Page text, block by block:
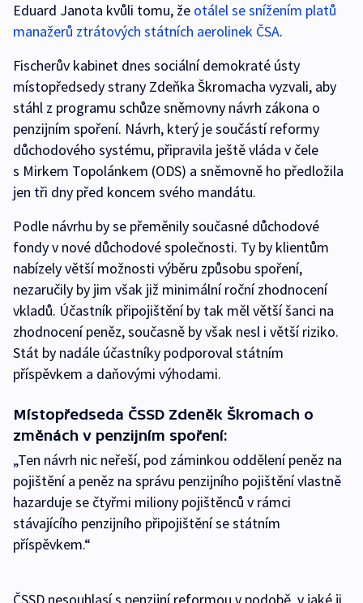
Eduard Janota kvůli tomu, že otálel se snížením platů
manažerů ztrátových státních aerolinek ČSA.
Fischerův kabinet dnes sociální demokraté ústy
místopředsedy strany Zdeňka Škromacha vyzvali, aby
stáhl z programu schůze sněmovny návrh zákona o
penzijním spoření. Návrh, který je součástí reformy
důchodového systému, připravila ještě vláda v čele
s Mirkem Topolánkem (ODS) a sněmovně ho předložila
jen tři dny před koncem svého mandátu.
Podle návrhu by se přeměnily současné důchodové
fondy v nové důchodové společnosti. Ty by klientům
nabízely větší možnosti výběru způsobu spoření,
nezaručily by jim však již minimální roční zhodnocení
vkladů. Účastník připojištění by tak měl větší šanci na
zhodnocení peněz, současně by však nesl i větší riziko.
Stát by nadále účastníky podporoval státním
příspěvkem a daňovými výhodami.
Místopředseda ČSSD Zdeněk Škromach o
změnách v penzijním spoření:
„Ten návrh nic neřeší, pod záminkou oddělení peněz na
pojištění a peněz na správu penzijního pojištění vlastně
hazarduje se čtyřmi miliony pojištěnců v rámci
stávajícího penzijního připojištění se státním
příspěvkem.“